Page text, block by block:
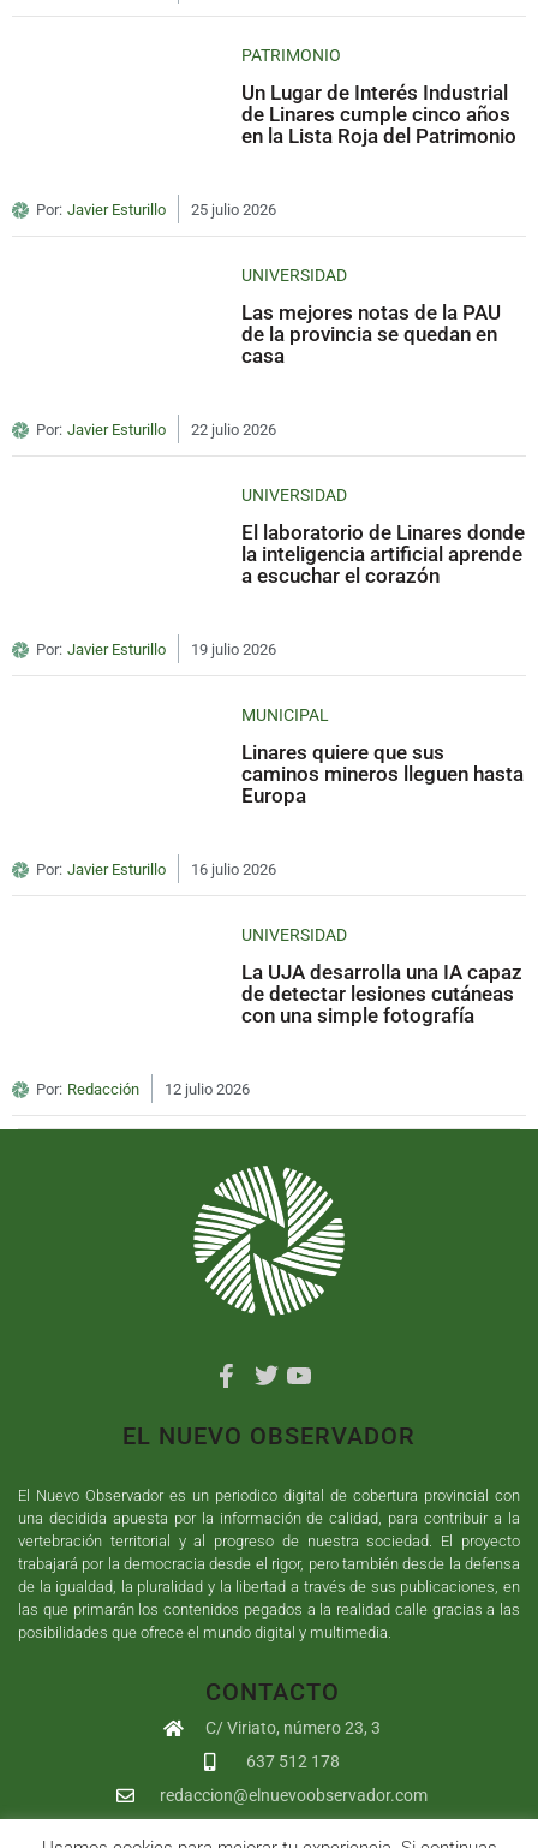
PATRIMONIO
Un Lugar de Interés Industrial
de Linares cumple cinco años
en la Lista Roja del Patrimonio
Por: Javier Esturillo 25 julio 2026
UNIVERSIDAD
Las mejores notas de la PAU
de la provincia se quedan en
casa
Por: Javier Esturillo 22 julio 2026
UNIVERSIDAD
El laboratorio de Linares donde
la inteligencia artificial aprende
a escuchar el corazón
Por: Javier Esturillo 19 julio 2026
MUNICIPAL
Linares quiere que sus
caminos mineros lleguen hasta
Europa
Por: Javier Esturillo 16 julio 2026
UNIVERSIDAD
La UJA desarrolla una IA capaz
de detectar lesiones cutáneas
con una simple fotografía
Por: Redacción 12 julio 2026
EL NUEVO OBSERVADOR
El Nuevo Observador es un periodico digital de cobertura provincial con
una decidida apuesta por la información de calidad, para contribuir a la
vertebración territorial y al progreso de nuestra sociedad. El proyecto
trabajará por la democracia desde el rigor, pero también desde la defensa
de la igualdad, la pluralidad y la libertad a través de sus publicaciones, en
las que primarán los contenidos pegados a la realidad calle gracias a las
posibilidades que ofrece el mundo digital y multimedia.
CONTACTO
C/ Viriato, número 23, 3
637 512 178
redaccion@elnuevoobservador.com